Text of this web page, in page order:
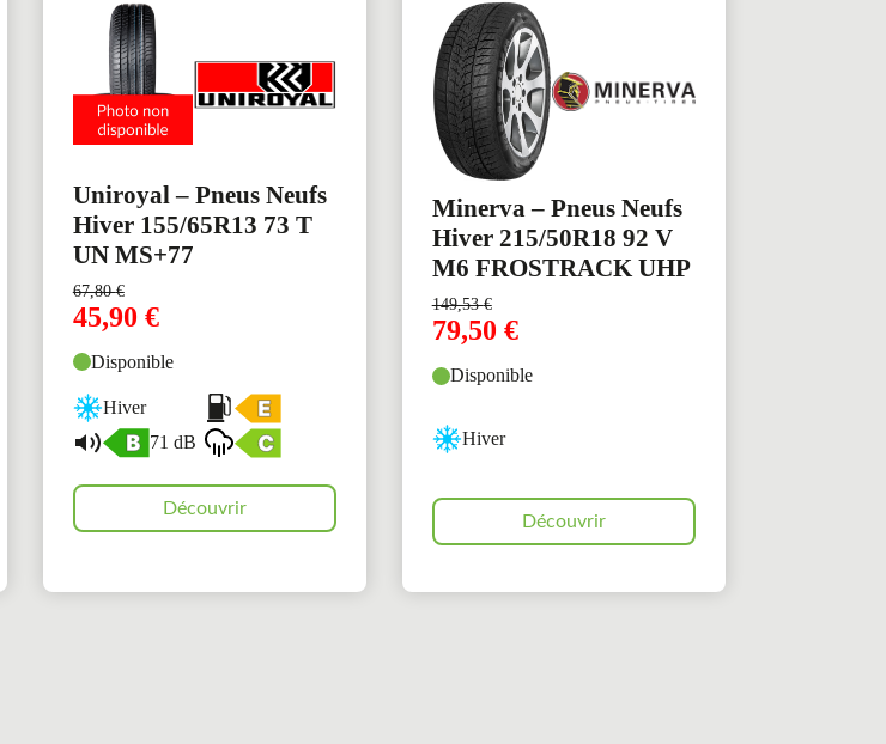
Uniroyal – Pneus Neufs
Hiver 155/65R13 73 T
UN MS+77
67,80€
45,90 €
Disponible
Hiver
71 dB
Découvrir
Minerva – Pneus Neufs
Hiver 215/50R18 92 V
M6 FROSTRACK UHP
149,53€
79,50 €
Disponible
Hiver
Découvrir